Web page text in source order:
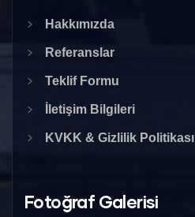
Hakkımızda
Referanslar
Teklif Formu
İletişim Bilgileri
KVKK & Gizlilik Politikası
Fotoğraf Galerisi